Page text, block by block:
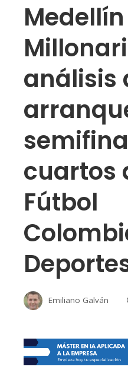
análisis
cuartos
Fútbol
Emiliano Galván